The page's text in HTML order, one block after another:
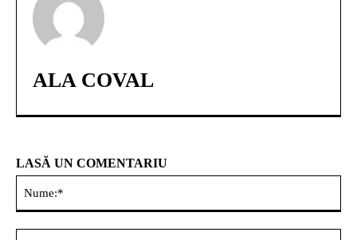
ALA COVAL
LASĂ UN COMENTARIU